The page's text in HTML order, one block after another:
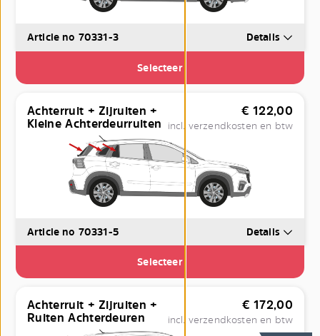
Article no 70331-3 Details
Selecteer
Achterruit + Zijruiten +
Kleine Achterdeurruiten
€ 122,00
incl. verzendkosten en btw
Article no 70331-5 Details
Selecteer
Achterruit + Zijruiten +
Ruiten Achterdeuren
€ 172,00
incl. verzendkosten en btw